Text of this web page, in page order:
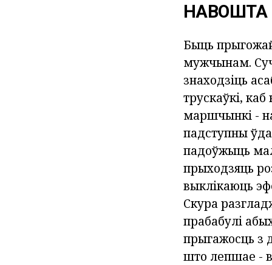
НАВОШТА
Быць
мужчынам.
знаходзіць
трускаўкі,
маршчынкі -
падступны
падоўжыць
прыходзяць
выклікаюць
Скура
прабабулі
прыгажосць з
што лепшае -